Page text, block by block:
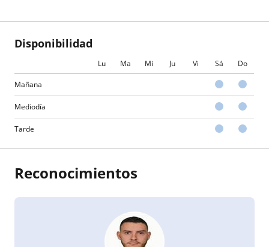
Disponibilidad
Lu Ma Mi Ju Vi Sá Do
Mañana
Mediodía
Tarde
Reconocimientos